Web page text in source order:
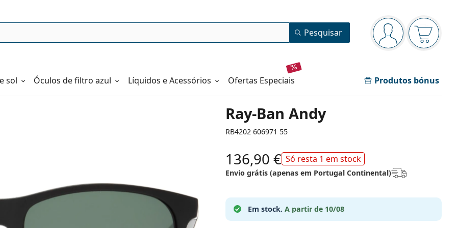
Painel de navegação
está conectado
O cesto
Pesquisar
sol Óculos de filtro azul Líquidos e Acessórios ofertas especiais Produtos bónus
Ray-Ban Andy
RB4202 606971 55
136,90 € Só resta 1 em stock
Envio grátis (apenas em Portugal Continental)
Em stock. A partir de 10/08